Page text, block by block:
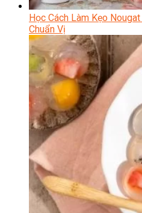
Học Cách Làm Kẹo
Chuẩn Vị